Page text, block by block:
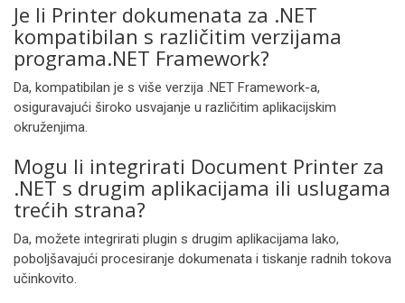
Je li Printer dokumenata za .NET
kompatibilan s različitim verzijama
programa.NET Framework?
Da, kompatibilan je s više verzija .NET Framework-a,
osiguravajući široko usvajanje u različitim aplikacijskim
okruženjima.
Mogu li integrirati Document Printer za
.NET s drugim aplikacijama ili uslugama
trećih strana?
Da, možete integrirati plugin s drugim aplikacijama lako,
poboljšavajući procesiranje dokumenata i tiskanje radnih tokova
učinkovito.